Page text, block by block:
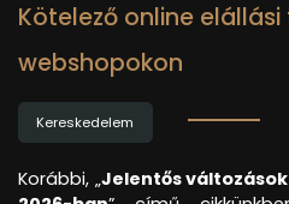
Kötelező online
webshopokon
Kereskedelem
Korábbi, „Jelentős